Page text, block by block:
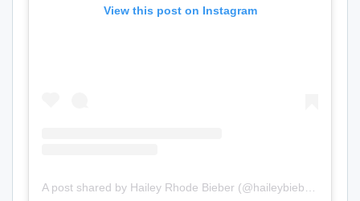
View this post on Instagram
A post shared by Hailey Rhode Bieber (@haileybieber)